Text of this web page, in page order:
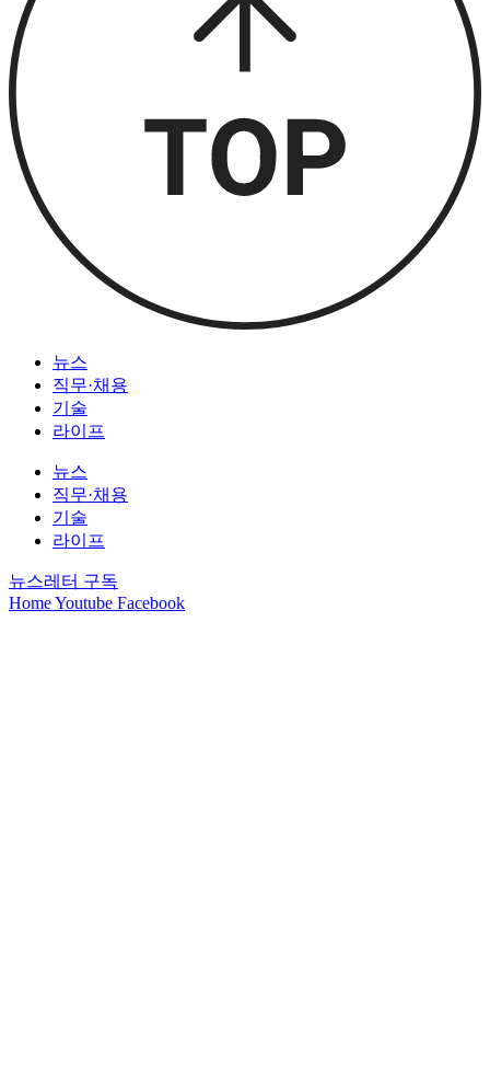
뉴스
직무·채용
기술
라이프
뉴스
직무·채용
기술
라이프
뉴스레터 구독
HomeYoutube Facebook